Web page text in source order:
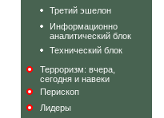
Третий эшелон
Информационно
аналитический блок
Технический блок
Терроризм: вчера,
сегодня и навеки
Перископ
Лидеры